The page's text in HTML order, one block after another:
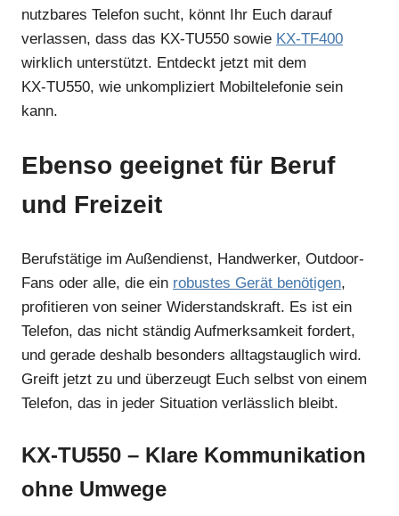
nutzbares Telefon sucht, könnt Ihr Euch darauf
verlassen, dass das KX-TU550 sowie KX-TF400
wirklich unterstützt. Entdeckt jetzt mit dem
KX‑TU550, wie unkompliziert Mobiltelefonie sein
kann.
Ebenso geeignet für Beruf
und Freizeit
Berufstätige im Außendienst, Handwerker, Outdoor-
Fans oder alle, die ein robustes Gerät benötigen,
profitieren von seiner Widerstandskraft. Es ist ein
Telefon, das nicht ständig Aufmerksamkeit fordert,
und gerade deshalb besonders alltagstauglich wird.
Greift jetzt zu und überzeugt Euch selbst von einem
Telefon, das in jeder Situation verlässlich bleibt.
KX-TU550 – Klare Kommunikation
ohne Umwege